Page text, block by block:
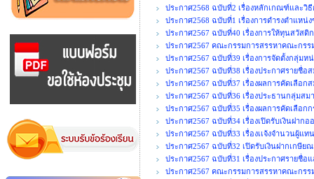
ประกาศ2568 ฉบับที่2 เรื่องหลักเกณฑ์และวิ
ประกาศ2568 ฉบับที่1 เรื่องการดำรงตำแห
ประกาศ2567 ฉบับที่40 เรื่องการให้ทุนสวัสดิ
ประกาศ2567 คณะกรรมการสรรหาคณะกรร
ประกาศ2567 ฉบับที่39 เรื่องการจัดตั้งกลุ่มห
ประกาศ2567 ฉบับที่38 เรื่องประกาศรายชื่อ
ประกาศ2567 ฉบับที่37 เรื่องผลการคัดเลือก
ประกาศ2567 ฉบับที่36 เรื่องประธานกลุ่มสม
ประกาศ2567 ฉบับที่35 เรื่องผลการคัดเลือก
ประกาศ2567 ฉบับที่34 เรื่องเปิดรับเงินฝาก
ประกาศ2567 ฉบับที่33 เรื่องเเจ้งจำนวนผู้แ
ประกาศ2567 ฉบับที่32 เปิดรับเงินฝากเกษีย
ประกาศ2567 ฉบับที่31 เรื่องประกาศรายชื่อ
ประกาศ2567 คณะกรรมการสรรหาคณะกรร